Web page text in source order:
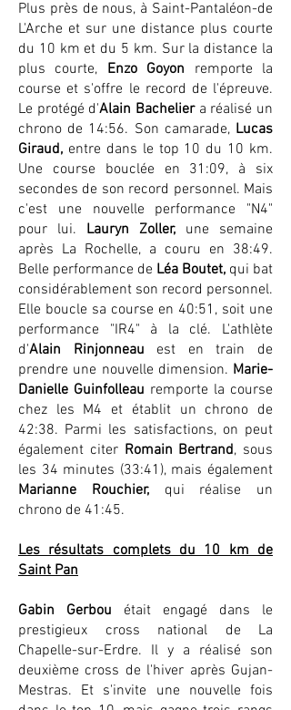
Plus près de nous, à Saint-Pantaléon-de
L'Arche et sur une distance plus courte
du 10 km et du 5 km. Sur la distance la
plus courte, Enzo Goyon remporte la
course et s'offre le record de l'épreuve.
Le protégé d'Alain Bachelier a réalisé un
chrono de 14:56. Son camarade, Lucas
Giraud, entre dans le top 10 du 10 km.
Une course bouclée en 31:09, à six
secondes de son record personnel. Mais
c'est une nouvelle performance "N4"
pour lui. Lauryn Zoller, une semaine
après La Rochelle, a couru en 38:49.
Belle performance de Léa Boutet, qui bat
considérablement son record personnel.
Elle boucle sa course en 40:51, soit une
performance "IR4" à la clé. L'athlète
d'Alain Rinjonneau est en train de
prendre une nouvelle dimension. Marie-
Danielle Guinfolleau remporte la course
chez les M4 et établit un chrono de
42:38. Parmi les satisfactions, on peut
également citer Romain Bertrand, sous
les 34 minutes (33:41), mais également
Marianne Rouchier,qui réalise un
chrono de 41:45.
Les résultats complets du 10 km de
Saint Pan
Gabin Gerbou était engagé dans le
prestigieux cross national de La
Chapelle-sur-Erdre. Il y a réalisé son
deuxième cross de l'hiver après Gujan-
Mestras. Et s'invite une nouvelle fois